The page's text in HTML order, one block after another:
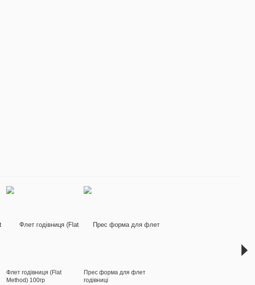
Флет годівниця (Flat
Method) 100гр
Прес форма для флет
годівниці